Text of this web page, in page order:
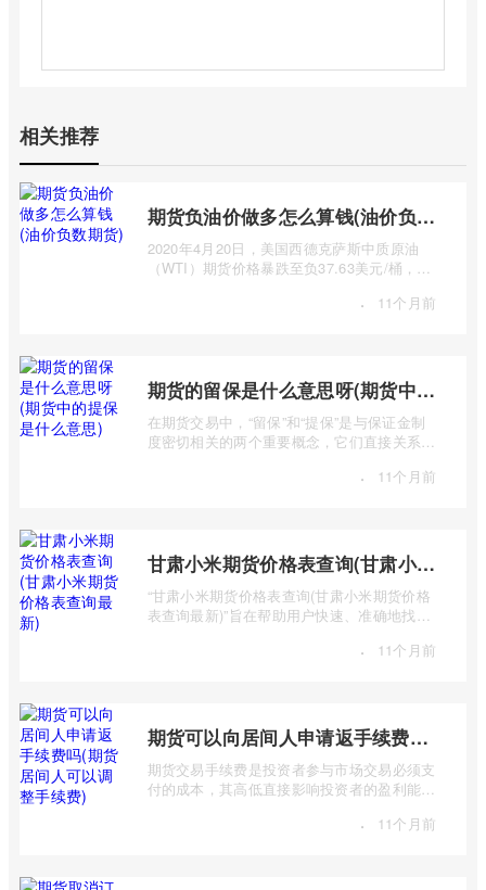
相关推荐
期货负油价做多怎么算钱(油价负数期货)
2020年4月20日，美国西德克萨斯中质原油
（WTI）期货价格暴跌至负37.63美元/桶，这
· 11个月前
期货的留保是什么意思呀(期货中的提保是什么意思)
在期货交易中，“留保”和“提保”是与保证金制
度密切相关的两个重要概念，它们直接关系到
· 11个月前
甘肃小米期货价格表查询(甘肃小米期货价格表查询最新)
“甘肃小米期货价格表查询(甘肃小米期货价格
表查询最新)”旨在帮助用户快速、准确地找到
· 11个月前
期货可以向居间人申请返手续费吗(期货居间人可以调整手续费)
期货交易手续费是投资者参与市场交易必须支
付的成本，其高低直接影响投资者的盈利能
· 11个月前